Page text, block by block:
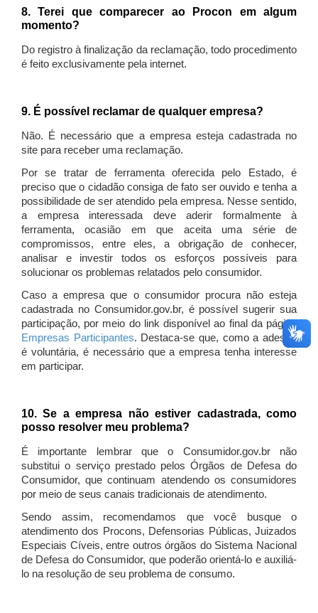
8. Terei que comparecer ao Procon em algum
momento?
Do registro à finalização da reclamação, todo procedimento
é feito exclusivamente pela internet.
9. É possível reclamar de qualquer empresa?
Não. É necessário que a empresa esteja cadastrada no
site para receber uma reclamação.
Por se tratar de ferramenta oferecida pelo Estado, é
preciso que o cidadão consiga de fato ser ouvido e tenha a
possibilidade de ser atendido pela empresa. Nesse sentido,
a empresa interessada deve aderir formalmente à
ferramenta, ocasião em que aceita uma série de
compromissos, entre eles, a obrigação de conhecer,
analisar e investir todos os esforços possíveis para
solucionar os problemas relatados pelo consumidor.
Caso a empresa que o consumidor procura não esteja
cadastrada no Consumidor.gov.br, é possível sugerir sua
participação, por meio do link disponível ao final da página
Empresas Participantes. Destaca-se que, como a adesão
é voluntária, é necessário que a empresa tenha interesse
em participar.
10. Se a empresa não estiver cadastrada, como
posso resolver meu problema?
É importante lembrar que o Consumidor.gov.br não
substitui o serviço prestado pelos Órgãos de Defesa do
Consumidor, que continuam atendendo os consumidores
por meio de seus canais tradicionais de atendimento.
Sendo assim, recomendamos que você busque o
atendimento dos Procons, Defensorias Públicas, Juizados
Especiais Cíveis, entre outros órgãos do Sistema Nacional
de Defesa do Consumidor, que poderão orientá-lo e auxiliá-
lo na resolução de seu problema de consumo.